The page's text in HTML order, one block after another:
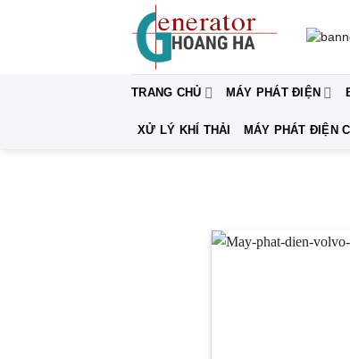
TRANG CHỦ MÁY PHÁT ĐIỆN
XỬ LÝ KHÍ THẢI MÁY PHÁT ĐIỆN